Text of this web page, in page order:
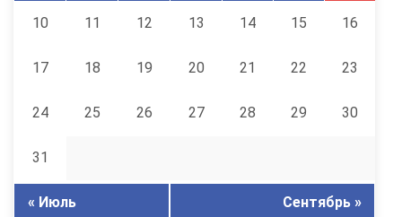
10 11 12 13 14 15 16
17 18 19 20 21 22 23
24 25 26 27 28 29 30
31
« Июль Сентябрь »